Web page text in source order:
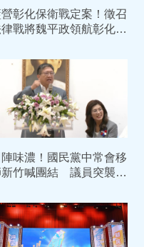
彰化保衛戰定案！徵召
戰將魏平政領航彰化起
陣味濃！國民黨中常會移
新竹喊團結 議員突襲大